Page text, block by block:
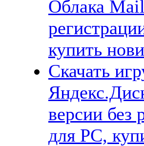
Облака
купить
Скачать
версии без
для PC,